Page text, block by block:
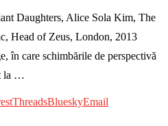
Daughters, Alice Sola Kim, The
Head of Zeus, London, 2013
în care schimbările de perspectivă
la …
ThreadsBlueskyEmail